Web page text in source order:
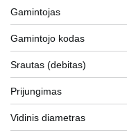
Gamintojas
Gamintojo kodas
Srautas (debitas)
Prijungimas
Vidinis diametras